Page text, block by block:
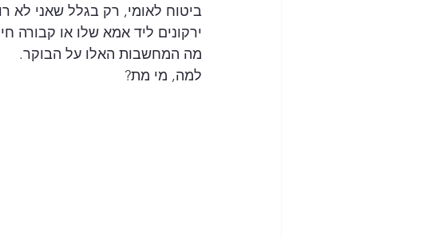
ביטוח לאומי, רק בגלל שאני לא
ירקונים ליד אמא שלו או קבורה
מה המחשבות האלו על הבוקר.
למה, מי מת?